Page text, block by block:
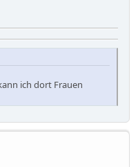
ich dort Frauen